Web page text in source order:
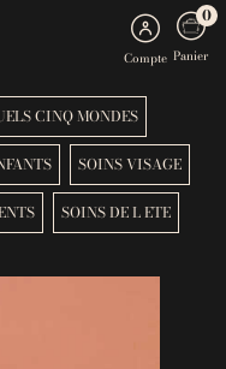
Compte
0
Panier
CINQ MONDES
SOINS VISAGE
SOINS DE L ETE